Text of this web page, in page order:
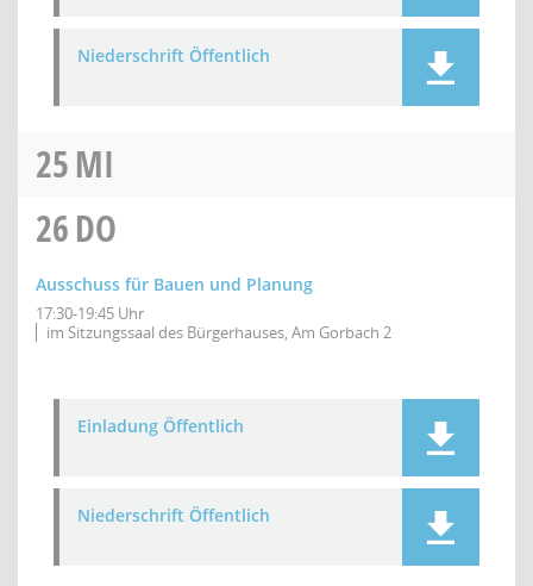
Niederschrift Öffentlich
25MI
26DO
Ausschuss für Bauen und Planung
17:30-19:45 Uhr
im Sitzungssaal des Bürgerhauses, Am Gorbach 2
Einladung Öffentlich
Niederschrift Öffentlich